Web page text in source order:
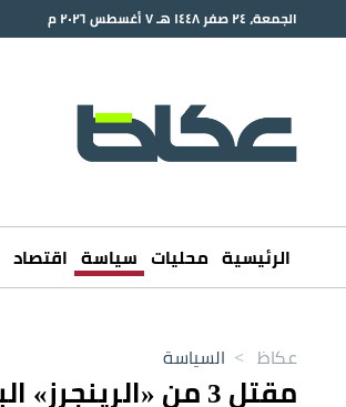
الجمعة، ٢٤ صفر ١٤٤٨ هـ ٧ أغسطس ٢٠٢٦ م
الرئيسية محليات سياسة اقتصاد
عكاظ > السياسة
مقتل 3 من «الرينجرز» الباكستانية في هجوم على مقر أمني